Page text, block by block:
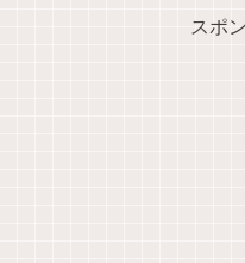
スポ